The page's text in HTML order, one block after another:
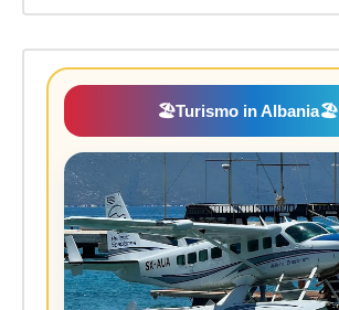
🏖️Turismo in Albania🏖️